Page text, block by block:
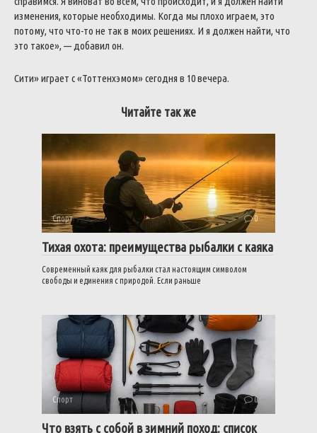
изменения, которые необходимы. Когда мы плохо играем, это
потому, что что-то не так в моих решениях. И я должен найти, что
это такое», — добавил он.
Сити» играет с «Тоттенхэмом» сегодня в 10 вечера.
Читайте так же
Спорт 0
Тихая охота: преимущества рыбалки с каяка
Современный каяк для рыбалки стал настоящим символом
свободы и единения с природой. Если раньше
Спорт 0
Что взять с собой в зимний поход: список